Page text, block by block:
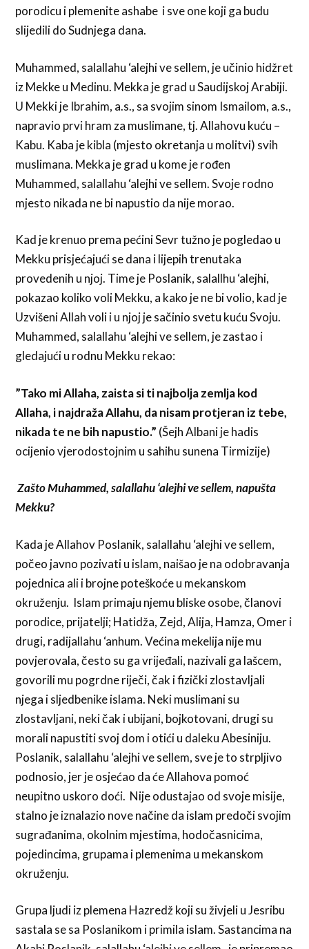
porodicu i plemenite ashabe i sve one koji ga budu
slijedili do Sudnjega dana.
Muhammed, salallahu ‘alejhi ve sellem, je učinio hidžret
iz Mekke u Medinu. Mekka je grad u Saudijskoj Arabiji.
U Mekki je Ibrahim, a.s., sa svojim sinom Ismailom, a.s.,
napravio prvi hram za muslimane, tj. Allahovu kuću –
Kabu. Kaba je kibla (mjesto okretanja u molitvi) svih
muslimana. Mekka je grad u kome je rođen
Muhammed, salallahu ‘alejhi ve sellem. Svoje rodno
mjesto nikada ne bi napustio da nije morao.
Kad je krenuo prema pećini Sevr tužno je pogledao u
Mekku prisjećajući se dana i lijepih trenutaka
provedenih u njoj. Time je Poslanik, salallhu ‘alejhi,
pokazao koliko voli Mekku, a kako je ne bi volio, kad je
Uzvišeni Allah voli i u njoj je sačinio svetu kuću Svoju.
Muhammed, salallahu ‘alejhi ve sellem, je zastao i
gledajući u rodnu Mekku rekao:
”Tako mi Allaha, zaista si ti najbolja zemlja kod
Allaha, i najdraža Allahu, da nisam protjeran iz tebe,
nikada te ne bih napustio.” (Šejh Albani je hadis
ocijenio vjerodostojnim u sahihu sunena Tirmizije)
Zašto Muhammed, salallahu ‘alejhi ve sellem, napušta
Mekku?
Kada je Allahov Poslanik, salallahu ‘alejhi ve sellem,
počeo javno pozivati u islam, naišao je na odobravanja
pojednica ali i brojne poteškoće u mekanskom
okruženju. Islam primaju njemu bliske osobe, članovi
porodice, prijatelji; Hatidža, Zejd, Alija, Hamza, Omer i
drugi, radijallahu ‘anhum. Većina mekelija nije mu
povjerovala, često su ga vrijeđali, nazivali ga lašcem,
govorili mu pogrdne riječi, čak i fizički zlostavljali
njega i sljedbenike islama. Neki muslimani su
zlostavljani, neki čak i ubijani, bojkotovani, drugi su
morali napustiti svoj dom i otići u daleku Abesiniju.
Poslanik, salallahu ‘alejhi ve sellem, sve je to strpljivo
podnosio, jer je osjećao da će Allahova pomoć
neupitno uskoro doći. Nije odustajao od svoje misije,
stalno je iznalazio nove načine da islam predoči svojim
sugrađanima, okolnim mjestima, hodočasnicima,
pojedincima, grupama i plemenima u mekanskom
okruženju.
Grupa ljudi iz plemena Hazredž koji su živjeli u Jesribu
sastala se sa Poslanikom i primila islam. Sastancima na